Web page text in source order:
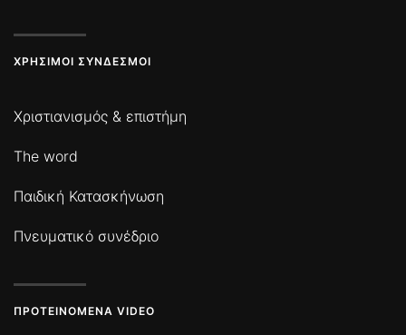
ΧΡΉΣΙΜΟΙ ΣΎΝΔΕΣΜΟΙ
Χριστιανισμός & επιστήμη
The word
Παιδική Κατασκήνωση
Πνευματικό συνέδριο
ΠΡΟΤΕΙΝΌΜΕΝΑ VIDEO